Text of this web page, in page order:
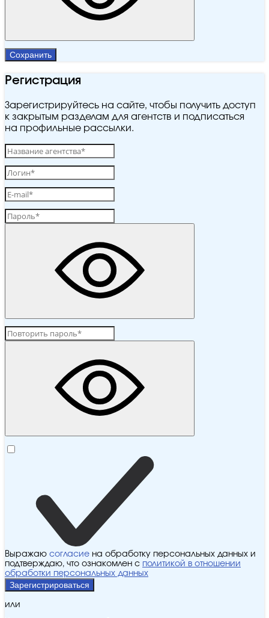
Сохранить
Регистрация
Зарегистрируйтесь на сайте, чтобы получить доступ
к закрытым разделам для агентств и подписаться
на профильные рассылки.
Выражаю согласие на обработку персональных данных и
подтверждаю, что ознакомлен с политикой в отношении
обработки персональных данных
Зарегистрироваться
или